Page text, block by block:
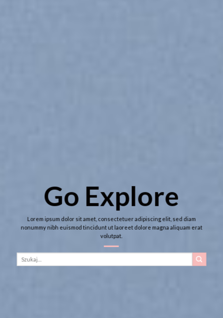
Go Explore
Lorem ipsum dolor sit amet, consectetuer adipiscing elit, sed diam
nonummy nibh euismod tincidunt ut laoreet dolore magna aliquam erat
volutpat.